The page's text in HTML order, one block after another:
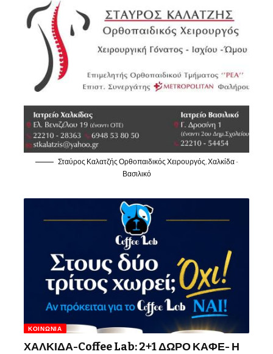
Σταύρος Καλατζής Ορθοπαιδικός Χειρουργός, Χαλκίδα -
Βασιλικό
ΚΟΙΝΩΝΊΑ
ΧΑΛΚΙΔΑ-Coffee Lab: 2+1 ΔΩΡΟ ΚΑΦΕ- Η